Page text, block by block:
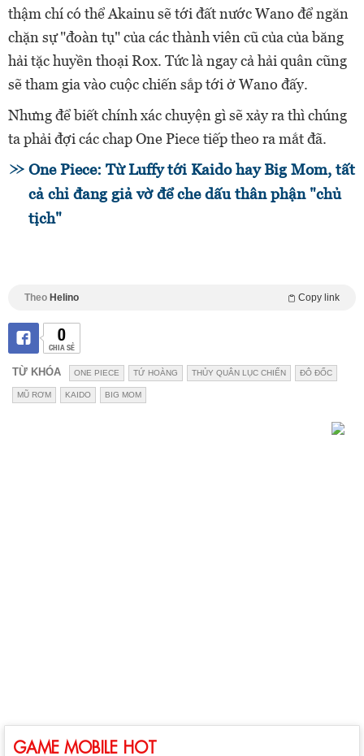
thậm chí có thể Akainu sẽ tới đất nước Wano để ngăn
chặn sự "đoàn tụ" của các thành viên cũ của của băng
hải tặc huyền thoại Rox. Tức là ngay cả hải quân cũng
sẽ tham gia vào cuộc chiến sắp tới ở Wano đấy.
Nhưng để biết chính xác chuyện gì sẽ xảy ra thì chúng
ta phải đợi các chap One Piece tiếp theo ra mắt đã.
One Piece: Từ Luffy tới Kaido hay Big Mom, tất
cả chỉ đang giả vờ để che dấu thân phận "chủ
tịch"
Theo Helino Copy link
0
CHIA SẺ
TỪ KHÓA ONE PIECE TỨ HOÀNG THỦY QUÂN LỤC CHIẾN ĐÔ ĐỐC
MŨ RƠM KAIDO BIG MOM
GAME MOBILE HOT